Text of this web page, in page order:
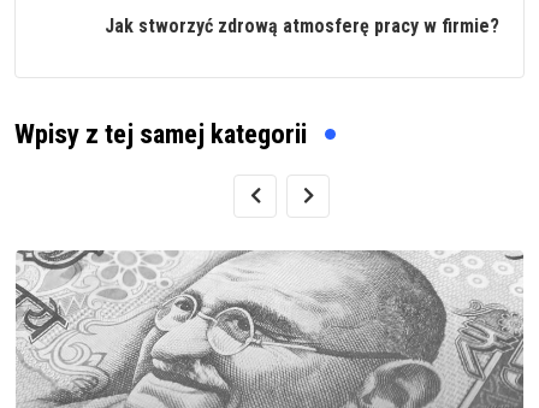
Jak stworzyć zdrową atmosferę pracy w firmie?
Wpisy z tej samej kategorii